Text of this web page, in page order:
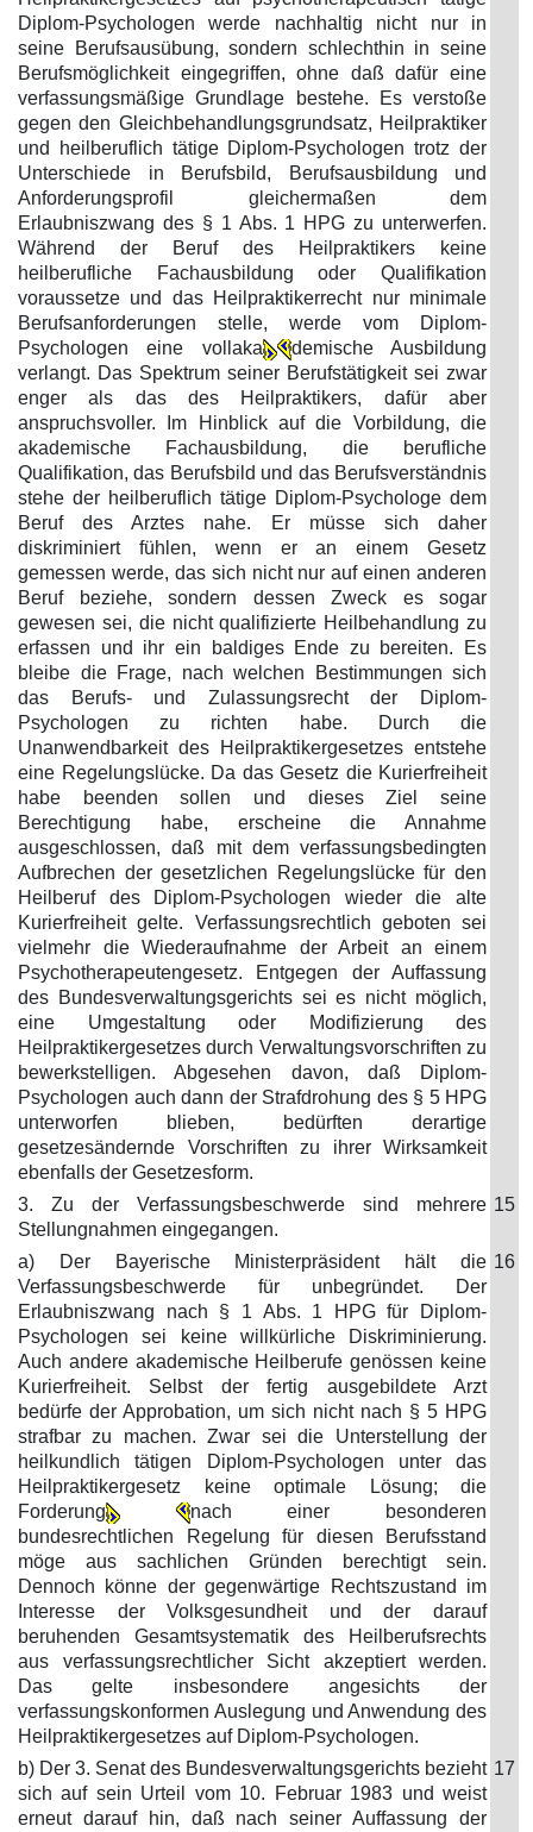
Diplom-Psychologen werde nachhaltig nicht nur in
seine Berufsausübung, sondern schlechthin in seine
Berufsmöglichkeit eingegriffen, ohne daß dafür eine
verfassungsmäßige Grundlage bestehe. Es verstoße
gegen den Gleichbehandlungsgrundsatz, Heilpraktiker
und heilberuflich tätige Diplom-Psychologen trotz der
Unterschiede in Berufsbild, Berufsausbildung und
Anforderungsprofil gleichermaßen dem
Erlaubniszwang des § 1 Abs. 1 HPG zu unterwerfen.
Während der Beruf des Heilpraktikers keine
heilberufliche Fachausbildung oder Qualifikation
voraussetze und das Heilpraktikerrecht nur minimale
Berufsanforderungen stelle, werde vom Diplom-
Psychologen eine vollaka
demische Ausbildung
verlangt. Das Spektrum seiner Berufstätigkeit sei zwar
enger als das des Heilpraktikers, dafür aber
anspruchsvoller. Im Hinblick auf die Vorbildung, die
akademische Fachausbildung, die berufliche
Qualifikation, das Berufsbild und das Berufsverständnis
stehe der heilberuflich tätige Diplom-Psychologe dem
Beruf des Arztes nahe. Er müsse sich daher
diskriminiert fühlen, wenn er an einem Gesetz
gemessen werde, das sich nicht nur auf einen anderen
Beruf beziehe, sondern dessen Zweck es sogar
gewesen sei, die nicht qualifizierte Heilbehandlung zu
erfassen und ihr ein baldiges Ende zu bereiten. Es
bleibe die Frage, nach welchen Bestimmungen sich
das Berufs- und Zulassungsrecht der Diplom-
Psychologen zu richten habe. Durch die
Unanwendbarkeit des Heilpraktikergesetzes entstehe
eine Regelungslücke. Da das Gesetz die Kurierfreiheit
habe beenden sollen und dieses Ziel seine
Berechtigung habe, erscheine die Annahme
ausgeschlossen, daß mit dem verfassungsbedingten
Aufbrechen der gesetzlichen Regelungslücke für den
Heilberuf des Diplom-Psychologen wieder die alte
Kurierfreiheit gelte. Verfassungsrechtlich geboten sei
vielmehr die Wiederaufnahme der Arbeit an einem
Psychotherapeutengesetz. Entgegen der Auffassung
des Bundesverwaltungsgerichts sei es nicht möglich,
eine Umgestaltung oder Modifizierung des
Heilpraktikergesetzes durch Verwaltungsvorschriften zu
bewerkstelligen. Abgesehen davon, daß Diplom-
Psychologen auch dann der Strafdrohung des § 5 HPG
unterworfen blieben, bedürften derartige
gesetzesändernde Vorschriften zu ihrer Wirksamkeit
ebenfalls der Gesetzesform.
3. Zu der Verfassungsbeschwerde sind mehrere
Stellungnahmen eingegangen.
15
a) Der Bayerische Ministerpräsident hält die
Verfassungsbeschwerde für unbegründet. Der
Erlaubniszwang nach § 1 Abs. 1 HPG für Diplom-
Psychologen sei keine willkürliche Diskriminierung.
Auch andere akademische Heilberufe genössen keine
Kurierfreiheit. Selbst der fertig ausgebildete Arzt
bedürfe der Approbation, um sich nicht nach § 5 HPG
strafbar zu machen. Zwar sei die Unterstellung der
heilkundlich tätigen Diplom-Psychologen unter das
Heilpraktikergesetz keine optimale Lösung; die
Forderung
nach einer besonderen
bundesrechtlichen Regelung für diesen Berufsstand
möge aus sachlichen Gründen berechtigt sein.
Dennoch könne der gegenwärtige Rechtszustand im
Interesse der Volksgesundheit und der darauf
beruhenden Gesamtsystematik des Heilberufsrechts
aus verfassungsrechtlicher Sicht akzeptiert werden.
Das gelte insbesondere angesichts der
verfassungskonformen Auslegung und Anwendung des
Heilpraktikergesetzes auf Diplom-Psychologen.
16
b) Der 3. Senat des Bundesverwaltungsgerichts bezieht
sich auf sein Urteil vom 10. Februar 1983 und weist
erneut darauf hin, daß nach seiner Auffassung der
17